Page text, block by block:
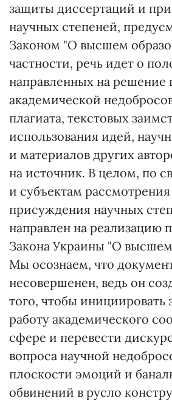
защиты диссертаций и
научных степеней,
Законом "О высшем
частности, речь идет о
направленных на решение
академической
плагиата, текстовых
использования идей,
и материалов других
на источник. В целом, по
и субъектам
присуждения научных
направлен на реализацию
Закона Украины "О высшем
Мы осознаем, что
несовершенен, ведь он
того, чтобы инициировать
работу академического
сфере и перевести
вопроса научной
плоскости эмоций и
обвинений в русло